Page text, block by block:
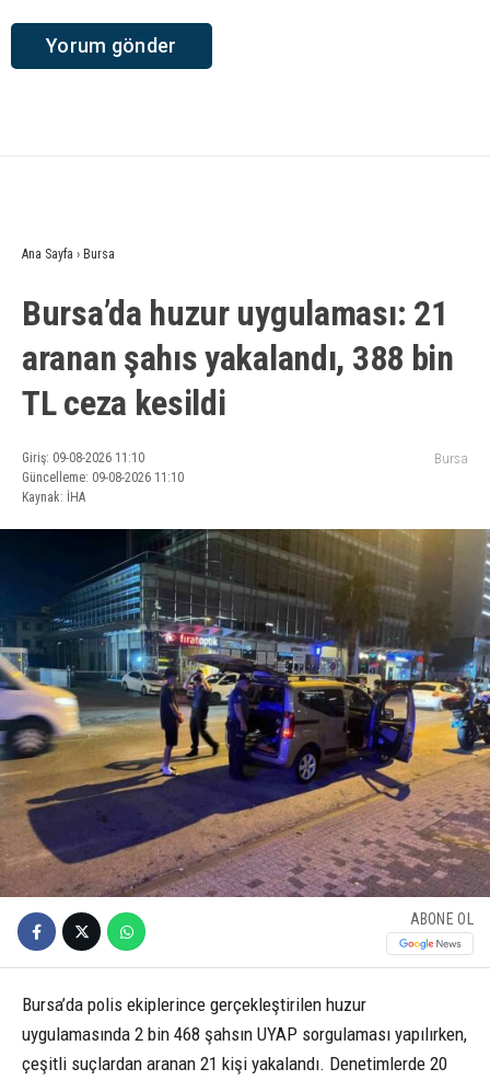
Ana Sayfa › Bursa
Bursa’da huzur uygulaması: 21
aranan şahıs yakalandı, 388 bin
TL ceza kesildi
Giriş: 09-08-2026 11:10
Güncelleme: 09-08-2026 11:10
Kaynak: İHA
Bursa
ABONE OL
Bursa’da polis ekiplerince gerçekleştirilen huzur
uygulamasında 2 bin 468 şahsın UYAP sorgulaması yapılırken,
çeşitli suçlardan aranan 21 kişi yakalandı. Denetimlerde 20